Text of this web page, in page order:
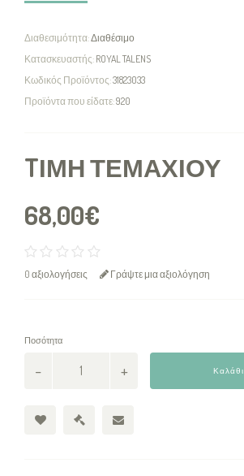
Διαθεσιμότητα:Διαθέσιμο
Κατασκευαστής: ROYAL TALENS
Κωδικός Προϊόντος:31823033
Προϊόντα που είδατε:920
TΙΜΉ ΤΕΜΑΧΊΟΥ
68,00€
0 αξιολογήσεις Γράψτε μια αξιολόγηση
Ποσότητα
Καλάθι